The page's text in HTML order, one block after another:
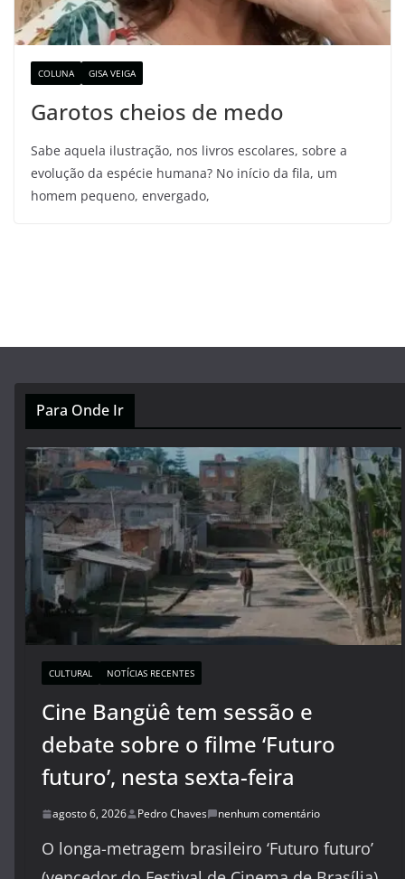
COLUNA GISA VEIGA
Garotos cheios de medo
Sabe aquela ilustração, nos livros escolares, sobre a
evolução da espécie humana? No início da fila, um
homem pequeno, envergado,
Para Onde Ir
CULTURAL NOTÍCIAS RECENTES
Cine Bangüê tem sessão e
debate sobre o filme ‘Futuro
futuro’, nesta sexta-feira
agosto 6, 2026 Pedro Chaves nenhum comentário
O longa-metragem brasileiro ‘Futuro futuro’